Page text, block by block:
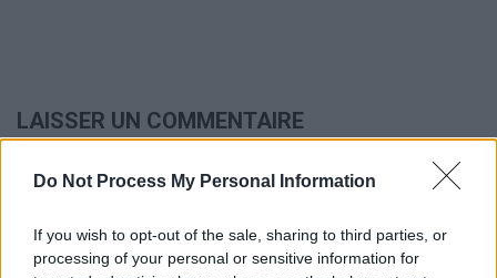
Do Not Process My Personal Information
If you wish to opt-out of the sale, sharing to third parties, or
processing of your personal or sensitive information for
LAISSER UN COMMENTAIRE
Votre adresse e-mail ne sera pas publiée. Les champs
obligatoires sont indiqués avec*
Test
Translation